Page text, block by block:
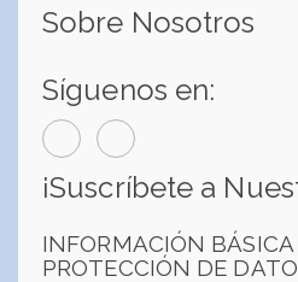
Sobre Nosotros
Síguenos en:
¡Suscríbete a
INFORMACIÓN BÁSICA
PROTECCIÓN DE